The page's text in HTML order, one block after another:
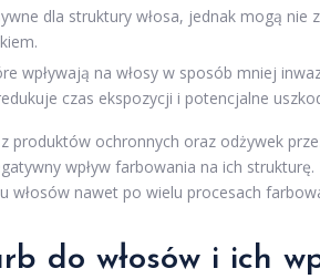
dla struktury włosa, jednak mogą nie
wpływają na włosy w sposób mniej
czas ekspozycji i potencjalne
produktów ochronnych oraz odżywek
wpływ farbowania na ich
włosów nawet po wielu procesach
do włosów i ich